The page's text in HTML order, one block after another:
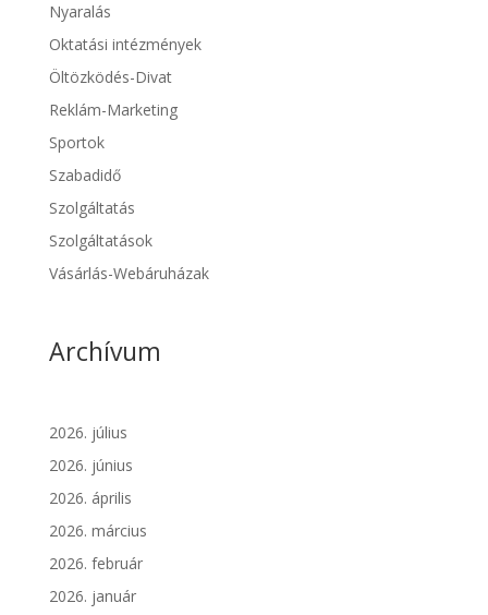
Nyaralás
Oktatási intézmények
Öltözködés-Divat
Reklám-Marketing
Sportok
Szabadidő
Szolgáltatás
Szolgáltatások
Vásárlás-Webáruházak
Archívum
2026. július
2026. június
2026. április
2026. március
2026. február
2026. január